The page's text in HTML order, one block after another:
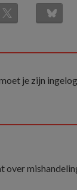
je zijn
over